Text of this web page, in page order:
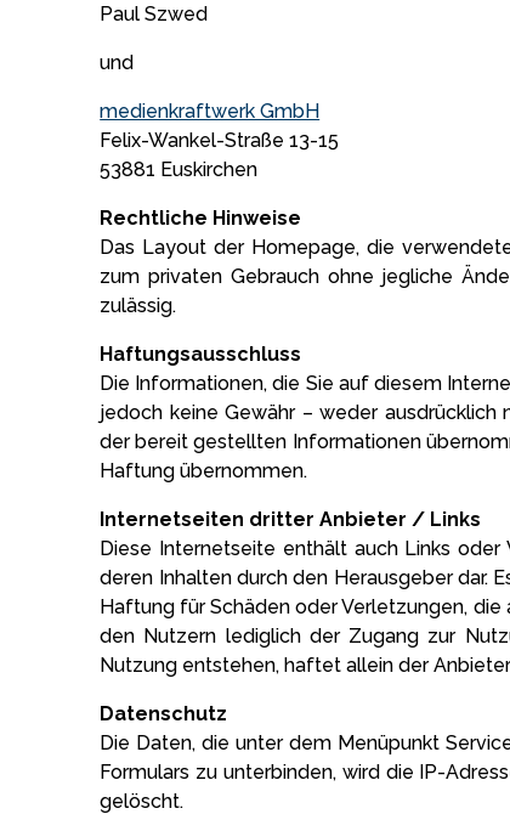
Paul Szwed
und
medienkraftwerk GmbH
Felix-Wankel-Straße 13-15
53881 Euskirchen
Rechtliche Hinweise
Das Layout der Homepage, die
zum privaten Gebrauch ohne jegliche
zulässig.
Haftungsausschluss
Die Informationen, die Sie auf diesem
jedoch keine Gewähr – weder
der bereit gestellten Informationen
Haftung übernommen.
Internetseiten dritter Anbieter / Links
Diese Internetseite enthält auch Links
deren Inhalten durch den Herausgeber dar.
Haftung für Schäden oder Verletzungen,
den Nutzern lediglich der Zugang zur
Nutzung entstehen, haftet allein der
Datenschutz
Die Daten, die unter dem Menüpunkt
Formulars zu unterbinden, wird die IP-
gelöscht.